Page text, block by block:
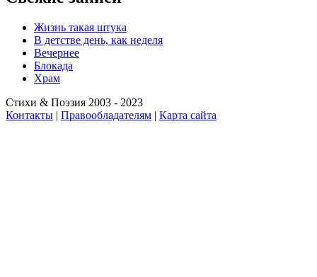
Жизнь такая штука
В детстве день, как неделя
Вечернее
Блокада
Храм
Стихи & Поэзия 2003 - 2023
Контакты | Правообладателям | Карта сайта